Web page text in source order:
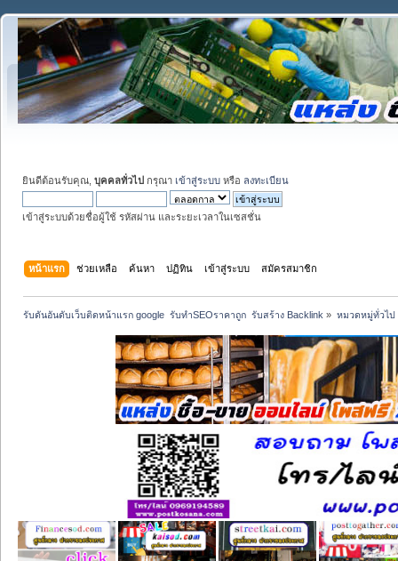
ยินดีต้อนรับคุณ, บุคคลทั่วไป กรุณา เข้าสู่ระบบ หรือ ลงทะเบียน
เข้าสู่ระบบด้วยชื่อผู้ใช้ รหัสผ่าน และระยะเวลาในเซสชั่น
หน้าแรก ช่วยเหลือ ค้นหา ปฏิทิน เข้าสู่ระบบ สมัครสมาชิก
รับดันอันดับเว็บติดหน้าแรก google  รับทำSEOราคาถูก  รับสร้าง Backlink » หมวดหมู่ทั่วไป